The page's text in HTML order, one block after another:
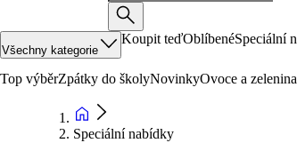
Všechny kategorie
Koupit teďOblíbenéSpeciální
Top výběrZpátky do školyNovinkyOvoce a zelenina
Speciální nabídky